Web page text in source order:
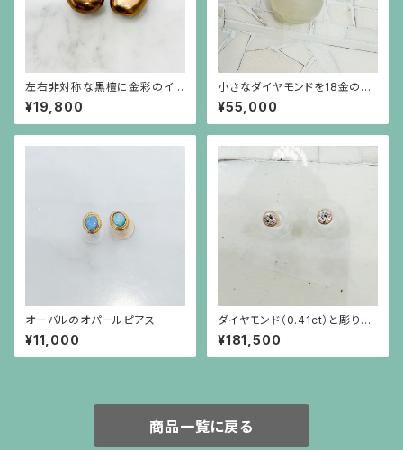
左右非対称な黒檀に金彩のイヤ
リング
¥19,800
小さなダイヤモンドを18金のビ
ーズで囲んだ細い18金のリング
¥55,000
オーバルのオパールピアス
¥11,000
ダイヤモンド（0.41ct）と彫りを
施した18金枠のピアス
¥181,500
商品一覧に戻る